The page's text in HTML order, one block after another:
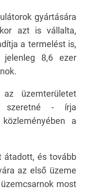
gyártására
azt is vállalta,
a termelést is,
8,6 ezer
üzemterületet
szeretné - írja
a
átadott, és tovább
az első üzeme
most